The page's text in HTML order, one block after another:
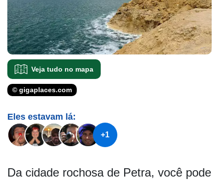
Veja tudo no mapa
© gigaplaces.com
Eles estavam lá:
+1
Da cidade rochosa de Petra, você pode